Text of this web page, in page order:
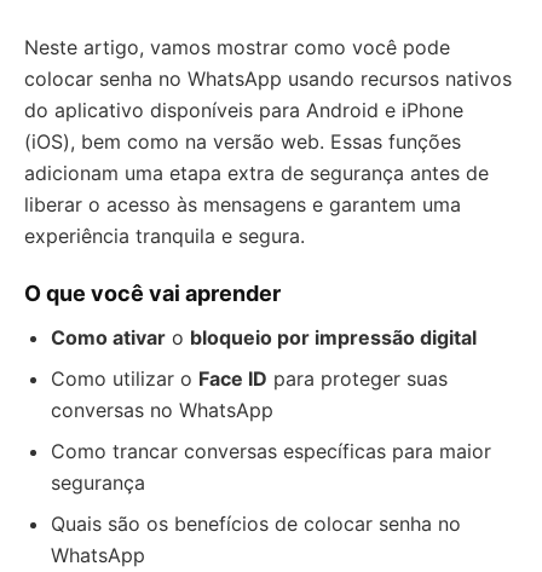
Neste artigo, vamos mostrar como você pode
colocar senha no WhatsApp usando recursos nativos
do aplicativo disponíveis para Android e iPhone
(iOS), bem como na versão web. Essas funções
adicionam uma etapa extra de segurança antes de
liberar o acesso às mensagens e garantem uma
experiência tranquila e segura.
O que você vai aprender
Como ativar o bloqueio por impressão digital
Como utilizar o Face ID para proteger suas
conversas no WhatsApp
Como trancar conversas específicas para maior
segurança
Quais são os benefícios de colocar senha no
WhatsApp